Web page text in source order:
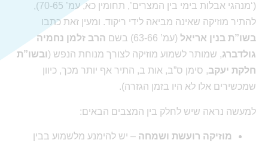
(‘מנהגי אבלות בימי בין המצרים’, תחומין כא, עמ’ 70-65),
להתיר מוזיקה שאינה מביאה לידי ריקוד. ומעין זאת כתבו
בשו”ת בנין אריאל (עמ’ 63-66) בשם
הרב זלמן נחמיה
גולדברג, שמותר לשמוע מוזיקה לצורך מנוחת הנפש (ובשו”ת
חלקת יעקב, סימן ס”ב, אות ב, התיר אף יותר מכך, כיוון
שמכשירים אלו לא היו בזמן הגזרה).
למעשה נראה שיש לחלק בין המצבים הבאים:
מוזיקה רועשת ושמחה – יש להימנע מלשמוע בבין